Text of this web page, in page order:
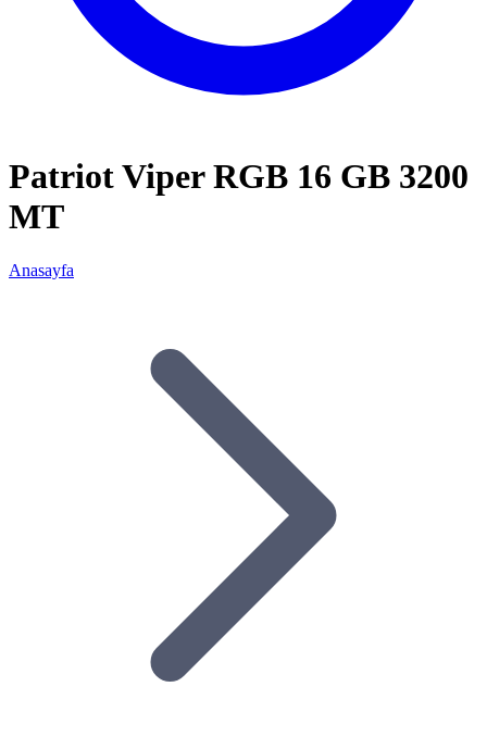
Patriot Viper RGB 16 GB 3200
MT
Anasayfa